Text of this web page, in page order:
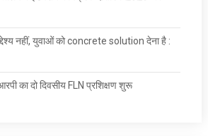
नहीं, युवाओं को concrete solution देना है :
का दो दिवसीय FLN प्रशिक्षण शुरू